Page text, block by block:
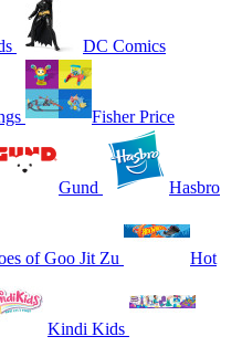
DC Comics
Fisher Price
Gund Hasbro
of Goo Jit Zu Hot
Kindi Kids